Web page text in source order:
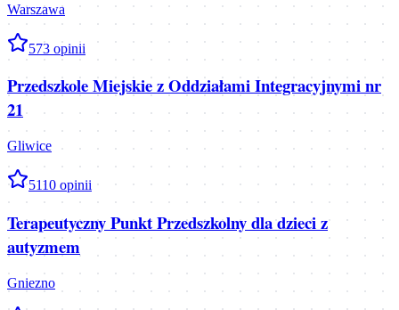
Warszawa
573 opinii
Przedszkole Miejskie z Oddziałami Integracyjnymi nr
21
Gliwice
5110 opinii
Terapeutyczny Punkt Przedszkolny dla dzieci z
autyzmem
Gniezno